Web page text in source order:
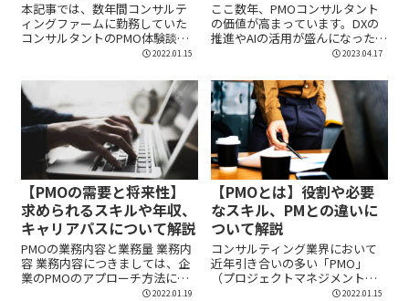
本記事では、数年間コンサルテ
ィングファームに勤務していた
コンサルタントのPMO体験談を
記載しています。事実を...2022.01.15
ここ数年、PMOコンサルタント
の価値が高まっています。DXの
推進やAIの活用が盛んになったこ
2023.04.17
【PMOの需要と将来性】
求められるスキルや年収、
キャリアパスについて解説
PMOの業務内容と業務量 業務内
容 業務内容につきましては、企
業のPMOのアプローチ方法によ
2022.01.19
【PMOとは】役割や必要
なスキル、PMとの違いに
ついて解説
コンサルティング業界において
近年引き合いの多い「PMO」
（プロジェクトマネジメントオ
2022.01.15